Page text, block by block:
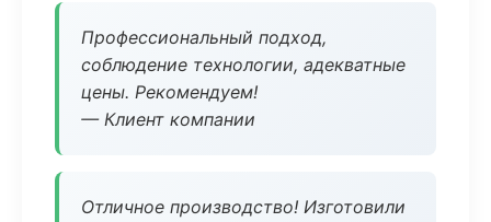
Профессиональный подход,
соблюдение технологии, адекватные
цены. Рекомендуем!
— Клиент компании
Отличное производство! Изготовили